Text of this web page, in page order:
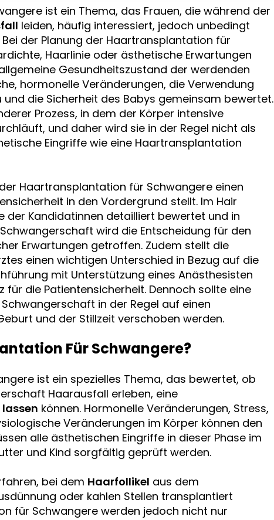
ist ein Thema, das Frauen, die während der
leiden, häufig interessiert, jedoch unbedingt
der Planung der Haartransplantation für
Haarlinie oder ästhetische Erwartungen
Gesundheitszustand der werdenden
hormonelle Veränderungen, die Verwendung
und die Sicherheit des Babys gemeinsam bewertet.
Prozess, in dem der Körper intensive
und daher wird sie in der Regel nicht als
Eingriffe wie eine Haartransplantation
Haartransplantation für Schwangere einen
in den Vordergrund stellt. Im Hair
der Kandidatinnen detailliert bewertet und in
wird die Entscheidung für den
Erwartungen getroffen. Zudem stellt die
einen wichtigen Unterschied in Bezug auf die
mit Unterstützung eines Anästhesisten
die Patientensicherheit. Dennoch sollte eine
in der Regel auf einen
und der Stillzeit verschoben werden.
Für Schwangere?
ist ein spezielles Thema, das bewertet, ob
Haarausfall erleben, eine
können. Hormonelle Veränderungen, Stress,
Veränderungen im Körper können den
alle ästhetischen Eingriffe in dieser Phase im
und Kind sorgfältig geprüft werden.
bei dem Haarfollikel aus dem
oder kahlen Stellen transplantiert
für Schwangere werden jedoch nicht nur